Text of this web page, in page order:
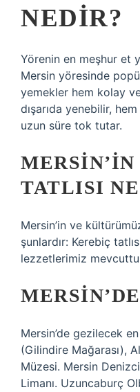
NEDIR?
Yörenin en meşhur et
Mersin yöresinde
yemekler hem kolay
dışarıda yenebilir,
uzun süre tok tutar.
TATLISI
Mersin’in ve
şunlardır: Kerebiç
lezzetlerimiz
Mersin’de gezilecek
(Gilindire Mağarası),
Müzesi. Mersin
Limanı. Uzuncaburç